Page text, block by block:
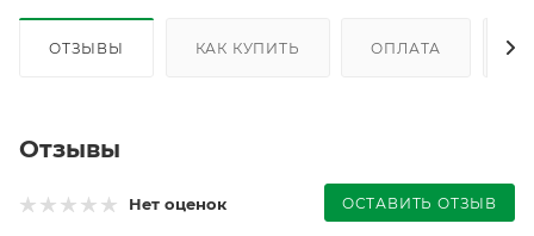
ОТЗЫВЫ КАК КУПИТЬ ОПЛАТА
Отзывы
Нет оценок ОСТАВИТЬ ОТЗЫВ